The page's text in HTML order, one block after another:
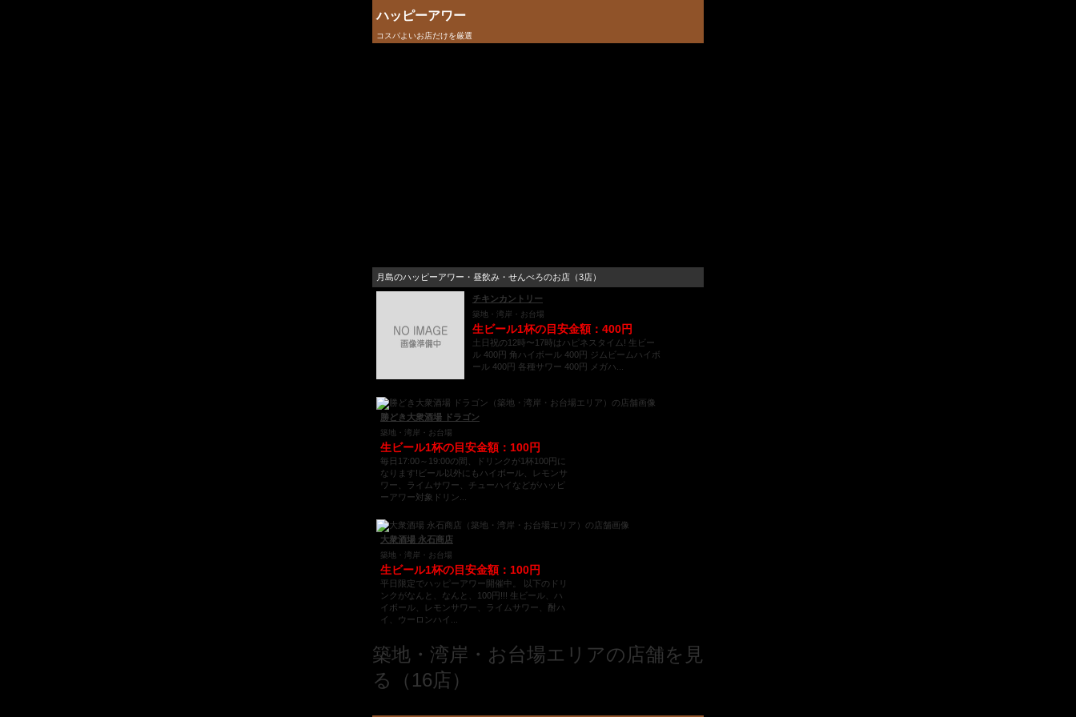
ハッピーアワー
コスパよいお店だけを厳選
月島のハッピーアワー・昼飲み・せんべろのお店（3店）
チキンカントリー
築地・湾岸・お台場
生ビール1杯の目安金額：400円
土日祝の12時〜17時はハピネスタイム! 生ビー
ル 400円 角ハイボール 400円 ジムビームハイボ
ール 400円 各種サワー 400円 メガハ...
勝どき大衆酒場 ドラゴン
築地・湾岸・お台場
生ビール1杯の目安金額：100円
毎日17:00～19:00の間、ドリンクが1杯100円に
なります!ビール以外にもハイボール、レモンサ
ワー、ライムサワー、チューハイなどがハッピ
ーアワー対象ドリン...
大衆酒場 永石商店
築地・湾岸・お台場
生ビール1杯の目安金額：100円
平日限定でハッピーアワー開催中。 以下のドリ
ンクがなんと、なんと、100円!!! 生ビール、ハ
イボール、レモンサワー、ライムサワー、酎ハ
イ、ウーロンハイ...
築地・湾岸・お台場エリアの店舗を見
る（16店）